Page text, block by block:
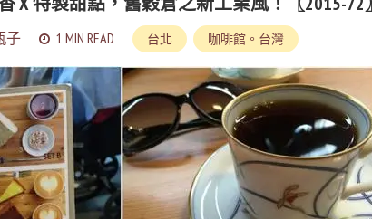
子 1 MIN READ 台北 咖啡館。台灣